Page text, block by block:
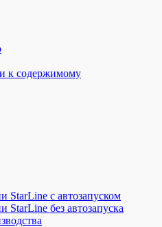
к содержимому
StarLine с автозапуском
StarLine без автозапуска